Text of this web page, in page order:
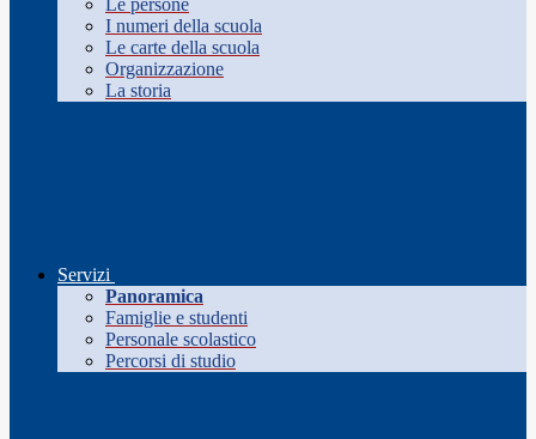
Le persone
I numeri della scuola
Le carte della scuola
Organizzazione
La storia
Servizi
Panoramica
Famiglie e studenti
Personale scolastico
Percorsi di studio